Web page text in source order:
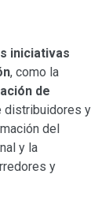
iniciativas
, como la
de
distribuidores y
del
y la
y